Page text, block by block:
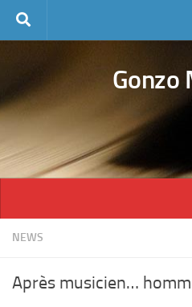
Skip to content
Gonzo
NEWS
Après musicien…